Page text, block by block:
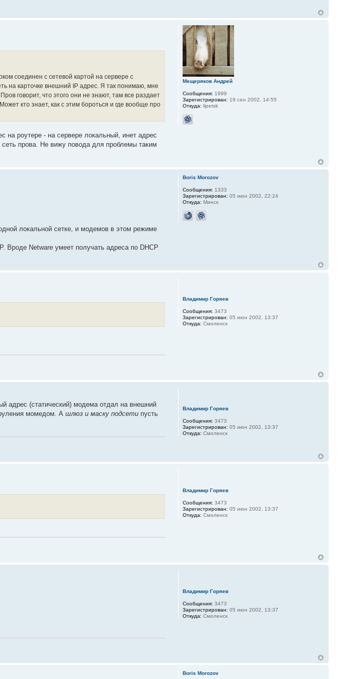
соединен с сетевой картой на сервере с
на карточке внешний IP адрес. Я так понимаю, мне
говорит, что этого они не знают, там все раздает
кто знает, как с этим бороться и где вообще про
на роутере - на сервере локальный, инет адрес
прова. Не вижу повода для проблемы таким
Мещеряков Андрей
Сообщения: 1999
Зарегистрирован: 19 сен 2002, 14:55
Откуда: lipetsk
локальной сетке, и модемов в этом режиме
Вроде Netware умеет получать адреса по DHCP
Boris Morozov
Сообщения: 1333
Зарегистрирован: 05 июн 2002, 22:24
Откуда: Минск
Владимир Горяев
Сообщения: 3473
Зарегистрирован: 05 июн 2002, 13:37
Откуда: Смоленск
адрес (статический) модема отдал на внешний
момедом. А шлюз и маску подсети пусть
Владимир Горяев
Сообщения: 3473
Зарегистрирован: 05 июн 2002, 13:37
Откуда: Смоленск
Владимир Горяев
Сообщения: 3473
Зарегистрирован: 05 июн 2002, 13:37
Откуда: Смоленск
Владимир Горяев
Сообщения: 3473
Зарегистрирован: 05 июн 2002, 13:37
Откуда: Смоленск
Boris Morozov